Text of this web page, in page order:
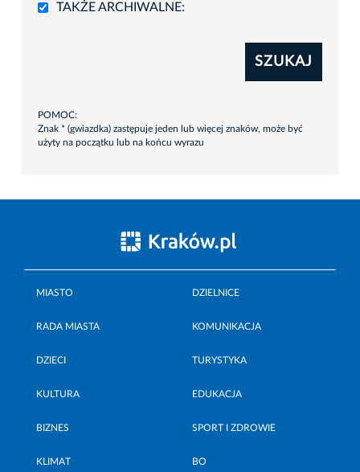
TAKŻE ARCHIWALNE:
SZUKAJ
POMOC:
Znak * (gwiazdka) zastępuje jeden lub więcej znaków, może być
użyty na początku lub na końcu wyrazu
MIASTO DZIELNICE
RADA MIASTA KOMUNIKACJA
DZIECI TURYSTYKA
KULTURA EDUKACJA
BIZNES SPORT I ZDROWIE
KLIMAT BO